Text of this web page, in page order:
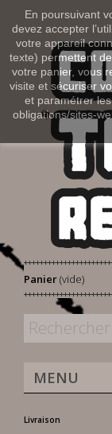
En poursuivant
devez accepter
votre appareil
texte) permettent
votre panier, vous
visite et sécuriser
et paramétrer
obligations/sites-
Panier(vide)
MENU
Livraison